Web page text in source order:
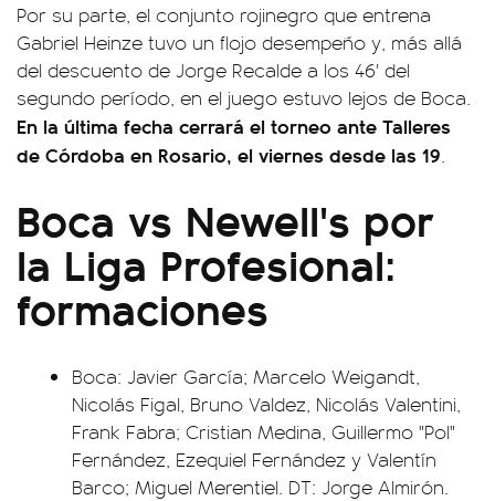
Por su parte, el conjunto rojinegro que entrena
Gabriel Heinze tuvo un flojo desempeño y, más allá
del descuento de Jorge Recalde a los 46' del
segundo período, en el juego estuvo lejos de Boca.
En la última fecha cerrará el torneo ante Talleres
de Córdoba en Rosario, el viernes desde las 19.
Boca vs Newell's por
la Liga Profesional:
formaciones
Boca: Javier García; Marcelo Weigandt,
Nicolás Figal, Bruno Valdez, Nicolás Valentini,
Frank Fabra; Cristian Medina, Guillermo "Pol"
Fernández, Ezequiel Fernández y Valentín
Barco; Miguel Merentiel. DT: Jorge Almirón.